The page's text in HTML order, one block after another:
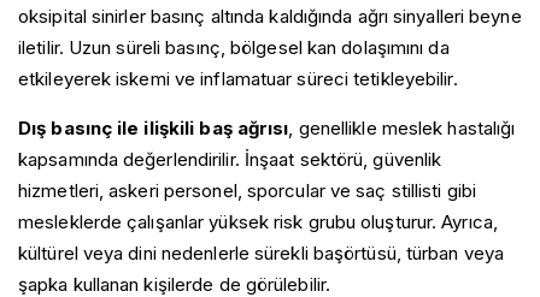
oksipital sinirler basınç altında kaldığında ağrı sinyalleri beyne
iletilir. Uzun süreli basınç, bölgesel kan dolaşımını da
etkileyerek iskemi ve inflamatuar süreci tetikleyebilir.
Dış basınç ile ilişkili baş ağrısı , genellikle meslek hastalığı
kapsamında değerlendirilir. İnşaat sektörü, güvenlik
hizmetleri, askeri personel, sporcular ve saç stillisti gibi
mesleklerde çalışanlar yüksek risk grubu oluşturur. Ayrıca,
kültürel veya dini nedenlerle sürekli başörtüsü, türban veya
şapka kullanan kişilerde de görülebilir.